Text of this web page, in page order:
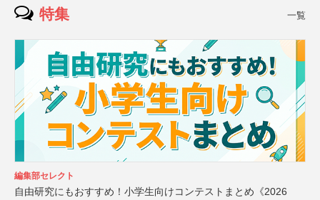
特集 一覧
編集部セレクト
自由研究にもおすすめ！小学生向けコンテストまとめ《2026